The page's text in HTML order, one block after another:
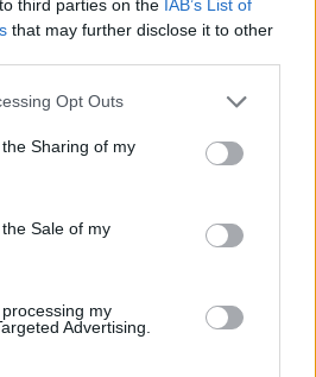
third parties on the IAB’s List of
that may further disclose it to other
Opt Outs
Sharing of my
Sale of my
my
Advertising.
pagina zijn door de gebruikers
aan onze standaarden wat betreft
Voor het delen van ervaringen is
de ervaring van de schrijvers en niet
deze website. Denk er aan dat de
van persoon tot persoon en dat u